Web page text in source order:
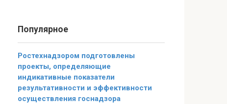
Популярное
Ростехнадзором подготовлены
проекты, определяющие
индикативные показатели
результативности и эффективности
осуществления госнадзора